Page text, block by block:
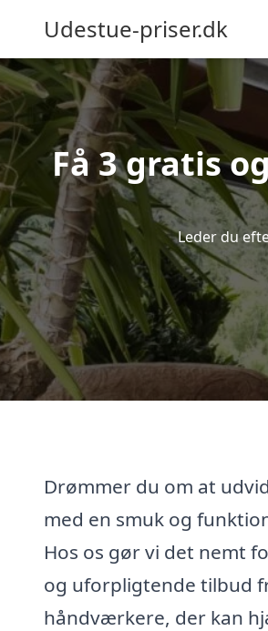
Udestue-priser.dk
Få 3 gratis
Leder du
Drømmer du om at
med en smuk og
Hos os gør vi det nemt
og uforpligtende tilbud
håndværkere, der kan